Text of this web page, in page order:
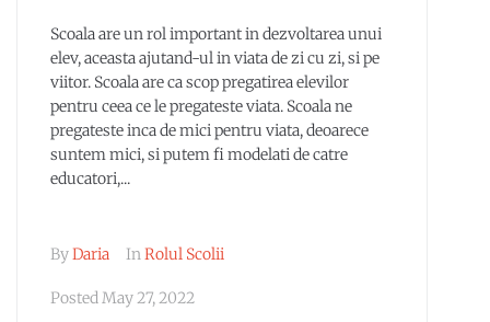
Scoala are un rol important in dezvoltarea unui
elev, aceasta ajutand-ul in viata de zi cu zi, si pe
viitor. Scoala are ca scop pregatirea elevilor
pentru ceea ce le pregateste viata. Scoala ne
pregateste inca de mici pentru viata, deoarece
suntem mici, si putem fi modelati de catre
educatori,...
ByDaria InRolul Scolii
PostedMay 27, 2022